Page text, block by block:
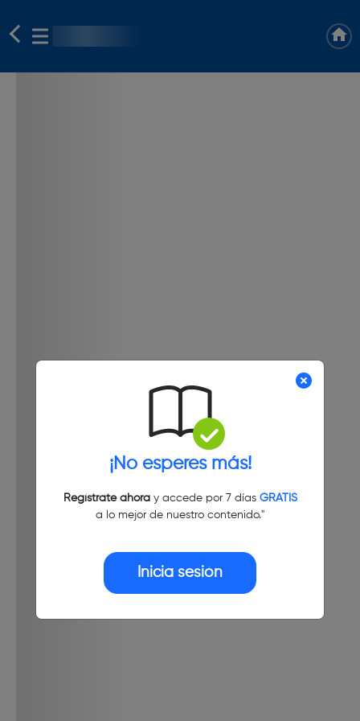
¡No esperes más!
Regístrate ahoray accede por 7 días GRATIS
a lo mejor de nuestro contenido."
Inicia sesión